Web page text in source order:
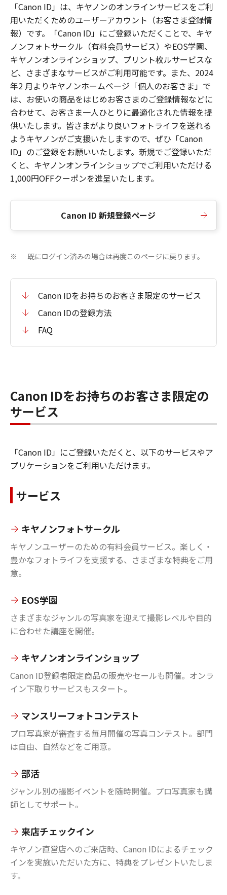
「Canon ID」は、キヤノンのオンラインサービスをご利
用いただくためのユーザーアカウント（お客さま登録情
報）です。「Canon ID」にご登録いただくことで、キヤ
ノンフォトサークル（有料会員サービス）やEOS学園、
キヤノンオンラインショップ、プリント枚ルサービスな
ど、さまざまなサービスがご利用可能です。また、2024
年2 月よりキヤノンホームページ「個人のお客さま」で
は、お使いの商品をはじめお客さまのご登録情報などに
合わせて、お客さま一人ひとりに最適化された情報を提
供いたします。皆さまがより良いフォトライフを送れる
ようキヤノンがご支援いたしますので、ぜひ「Canon
ID」のご登録をお願いいたします。新規でご登録いただ
くと、キヤノンオンラインショップでご利用いただける
1,000円OFFクーポンを進呈いたします。
Canon ID 新規登録ページ
※ 既にログイン済みの場合は再度このページに戻ります。
Canon IDをお持ちのお客さま限定のサービス
Canon IDの登録方法
FAQ
Canon IDをお持ちのお客さま限定の
サービス
「Canon ID」にご登録いただくと、以下のサービスやア
プリケーションをご利用いただけます。
サービス
キヤノンフォトサークル
キヤノンユーザーのための有料会員サービス。楽しく・
豊かなフォトライフを支援する、さまざまな特典をご用
意。
EOS学園
さまざまなジャンルの写真家を迎えて撮影レベルや目的
に合わせた講座を開催。
キヤノンオンラインショップ
Canon ID登録者限定商品の販売やセールも開催。オンラ
イン下取りサービスもスタート。
マンスリーフォトコンテスト
プロ写真家が審査する毎月開催の写真コンテスト。部門
は自由、自然などをご用意。
部活
ジャンル別の撮影イベントを随時開催。プロ写真家も講
師としてサポート。
来店チェックイン
キヤノン直営店へのご来店時、Canon IDによるチェック
インを実施いただいた方に、特典をプレゼントいたしま
す。